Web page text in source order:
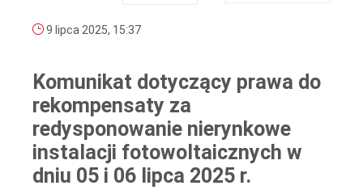
9 lipca 2025, 15:37
Komunikat dotyczący prawa do
rekompensaty za
redysponowanie nierynkowe
instalacji fotowoltaicznych w
dniu 05 i 06 lipca 2025 r.